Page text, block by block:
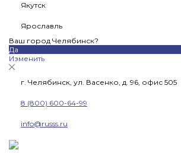
Якутск
Ярославль
Ваш город Челябинск?
Да
Изменить
г. Челябинск, ул. Васенко, д. 96, офис 505
8 (800) 600-64-99
info@russs.ru